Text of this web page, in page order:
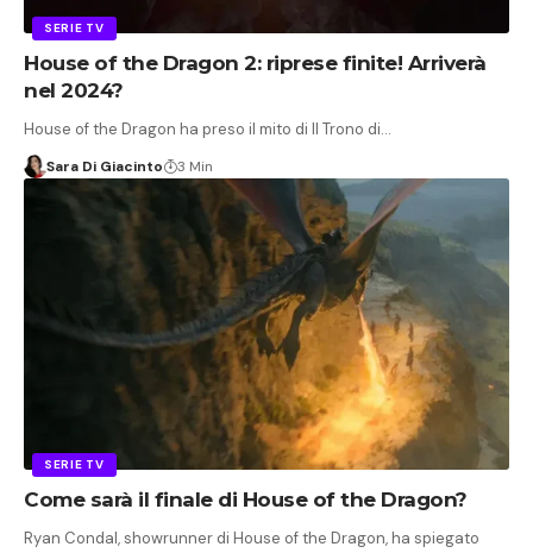
SERIE TV
House of the Dragon 2: riprese finite! Arriverà
nel 2024?
House of the Dragon ha preso il mito di Il Trono di…
Sara Di Giacinto 3 Min
SERIE TV
Come sarà il finale di House of the Dragon?
Ryan Condal, showrunner di House of the Dragon, ha spiegato